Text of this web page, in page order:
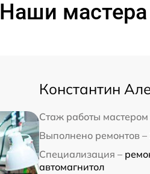
Наши мастера
Константин
Стаж работы мастером
Выполнено ремонтов –
Специализация –
автомагнитол